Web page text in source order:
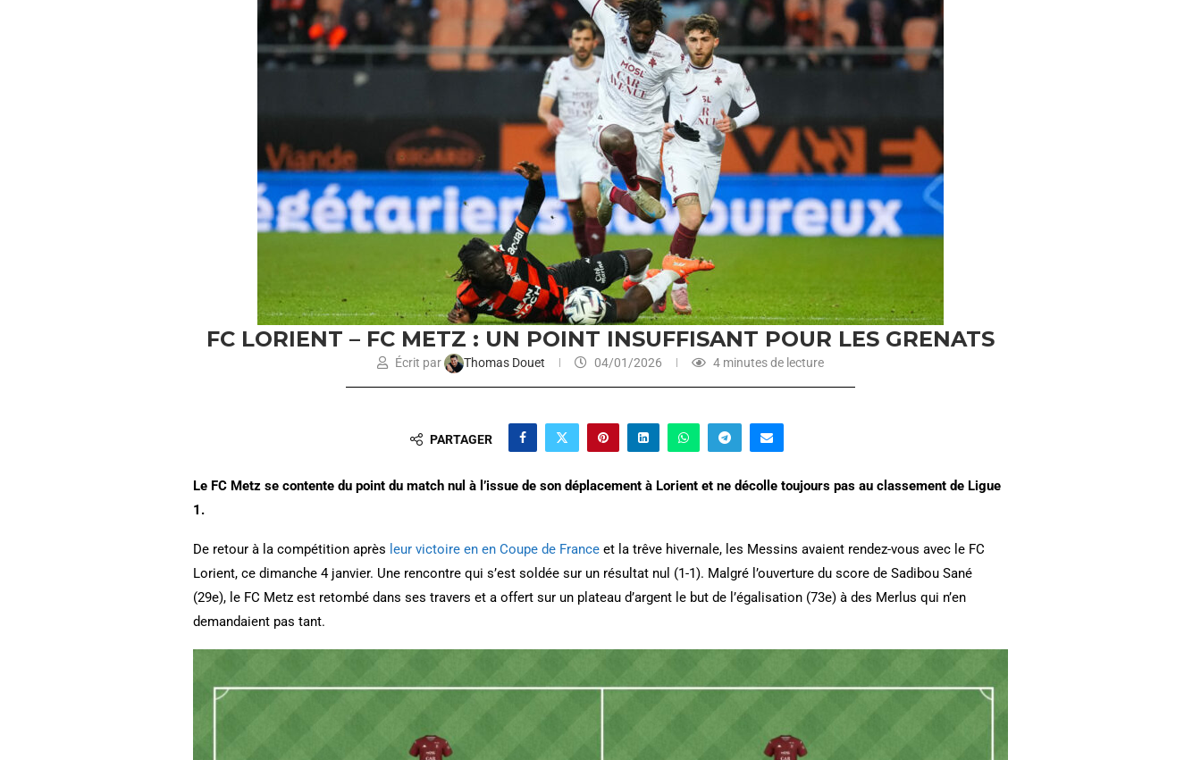
FC LORIENT – FC METZ : UN POINT INSUFFISANT POUR LES GRENATS
Écrit par Thomas Douet 04/01/2026 4 minutes de lecture
PARTAGER
Le FC Metz se contente du point du match nul à l’issue de son déplacement à Lorient et ne décolle toujours pas au classement de Ligue
1.
De retour à la compétition après leur victoire en en Coupe de France et la trêve hivernale, les Messins avaient rendez-vous avec le FC
Lorient, ce dimanche 4 janvier. Une rencontre qui s’est soldée sur un résultat nul (1-1). Malgré l’ouverture du score de Sadibou Sané
(29e), le FC Metz est retombé dans ses travers et a offert sur un plateau d’argent le but de l’égalisation (73e) à des Merlus qui n’en
demandaient pas tant.